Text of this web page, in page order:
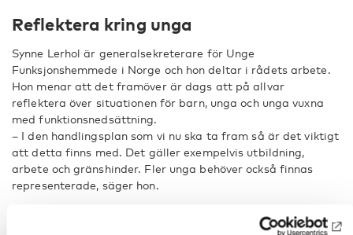
Reflektera kring unga
Synne Lerhol är generalsekreterare för Unge
Funksjonshemmede i Norge och hon deltar i rådets arbete.
Hon menar att det framöver är dags att på allvar
reflektera över situationen för barn, unga och unga vuxna
med funktionsnedsättning.
– I den handlingsplan som vi nu ska ta fram så är det viktigt
att detta finns med. Det gäller exempelvis utbildning,
arbete och gränshinder. Fler unga behöver också finnas
representerade, säger hon.